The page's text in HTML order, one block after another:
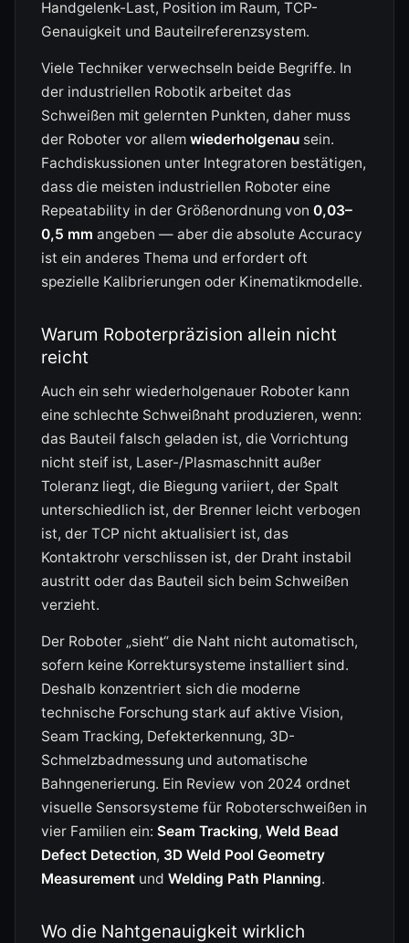
Handgelenk-Last, Position im Raum, TCP-
Genauigkeit und Bauteilreferenzsystem.
Viele Techniker verwechseln beide Begriffe. In
der industriellen Robotik arbeitet das
Schweißen mit gelernten Punkten, daher muss
der Roboter vor allem wiederholgenau sein.
Fachdiskussionen unter Integratoren bestätigen,
dass die meisten industriellen Roboter eine
Repeatability in der Größenordnung von 0,03–
0,5 mm angeben — aber die absolute Accuracy
ist ein anderes Thema und erfordert oft
spezielle Kalibrierungen oder Kinematikmodelle.
Warum Roboterpräzision allein nicht
reicht
Auch ein sehr wiederholgenauer Roboter kann
eine schlechte Schweißnaht produzieren, wenn:
das Bauteil falsch geladen ist, die Vorrichtung
nicht steif ist, Laser-/Plasmaschnitt außer
Toleranz liegt, die Biegung variiert, der Spalt
unterschiedlich ist, der Brenner leicht verbogen
ist, der TCP nicht aktualisiert ist, das
Kontaktrohr verschlissen ist, der Draht instabil
austritt oder das Bauteil sich beim Schweißen
verzieht.
Der Roboter „sieht“ die Naht nicht automatisch,
sofern keine Korrektursysteme installiert sind.
Deshalb konzentriert sich die moderne
technische Forschung stark auf aktive Vision,
Seam Tracking, Defekterkennung, 3D-
Schmelzbadmessung und automatische
Bahngenerierung. Ein Review von 2024 ordnet
visuelle Sensorsysteme für Roboterschweißen in
vier Familien ein: Seam Tracking, Weld Bead
Defect Detection, 3D Weld Pool Geometry
Measurement und Welding Path Planning.
Wo die Nahtgenauigkeit wirklich